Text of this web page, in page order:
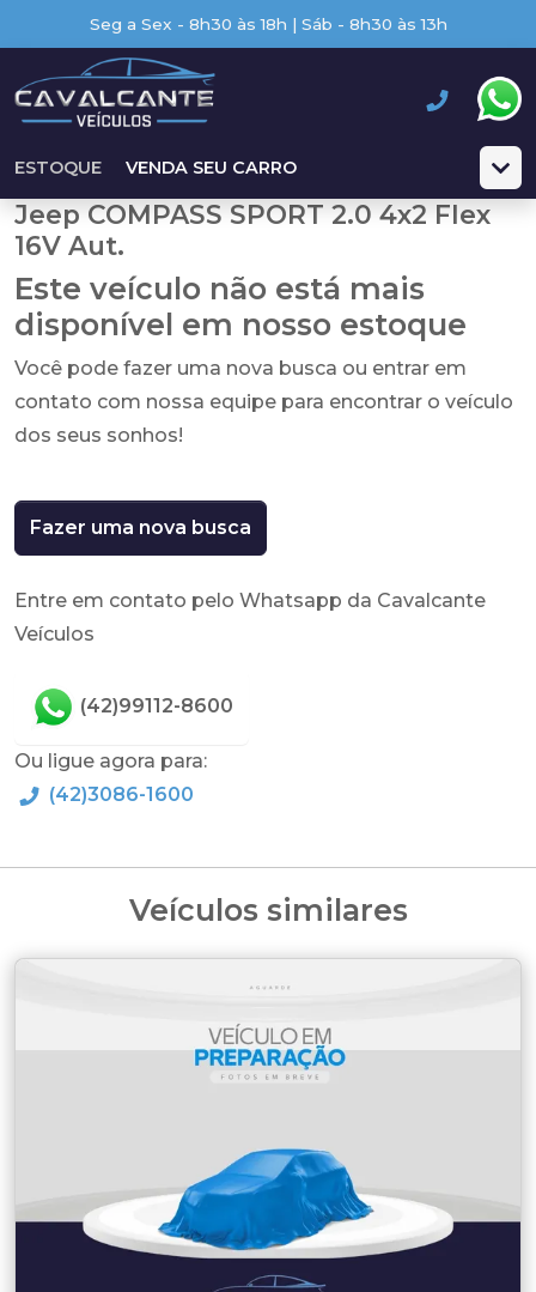
Seg a Sex - 8h30 às 18h | Sáb - 8h30 às 13h
ESTOQUE VENDA SEU CARRO
Jeep COMPASS SPORT 2.0 4x2 Flex
16V Aut.
Este veículo não está mais
disponível em nosso estoque
Você pode fazer uma nova busca ou entrar em
contato com nossa equipe para encontrar o veículo
dos seus sonhos!
Fazer uma nova busca
Entre em contato pelo Whatsapp da Cavalcante
Veículos
(42)99112-8600
Ou ligue agora para:
(42)3086-1600
Veículos similares